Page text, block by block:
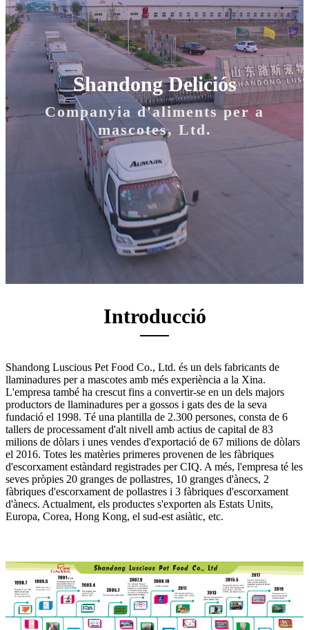
Shandong Deliciós
Companyia d'aliments per a
mascotes, Ltd.
Introducció
Shandong Luscious Pet Food Co., Ltd. és un dels fabricants de
llaminadures per a mascotes amb més experiència a la Xina.
L'empresa també ha crescut fins a convertir-se en un dels majors
productors de llaminadures per a gossos i gats des de la seva
fundació el 1998. Té una plantilla de 2.300 persones, consta de 6
tallers de processament d'alt nivell amb actius de capital de 83
milions de dòlars i unes vendes d'exportació de 67 milions de dòlars
el 2016. Totes les matèries primeres provenen de les fàbriques
d'escorxament estàndard registrades per CIQ. A més, l'empresa té les
seves pròpies 20 granges de pollastres, 10 granges d'ànecs, 2
fàbriques d'escorxament de pollastres i 3 fàbriques d'escorxament
d'ànecs. Actualment, els productes s'exporten als Estats Units,
Europa, Corea, Hong Kong, el sud-est asiàtic, etc.